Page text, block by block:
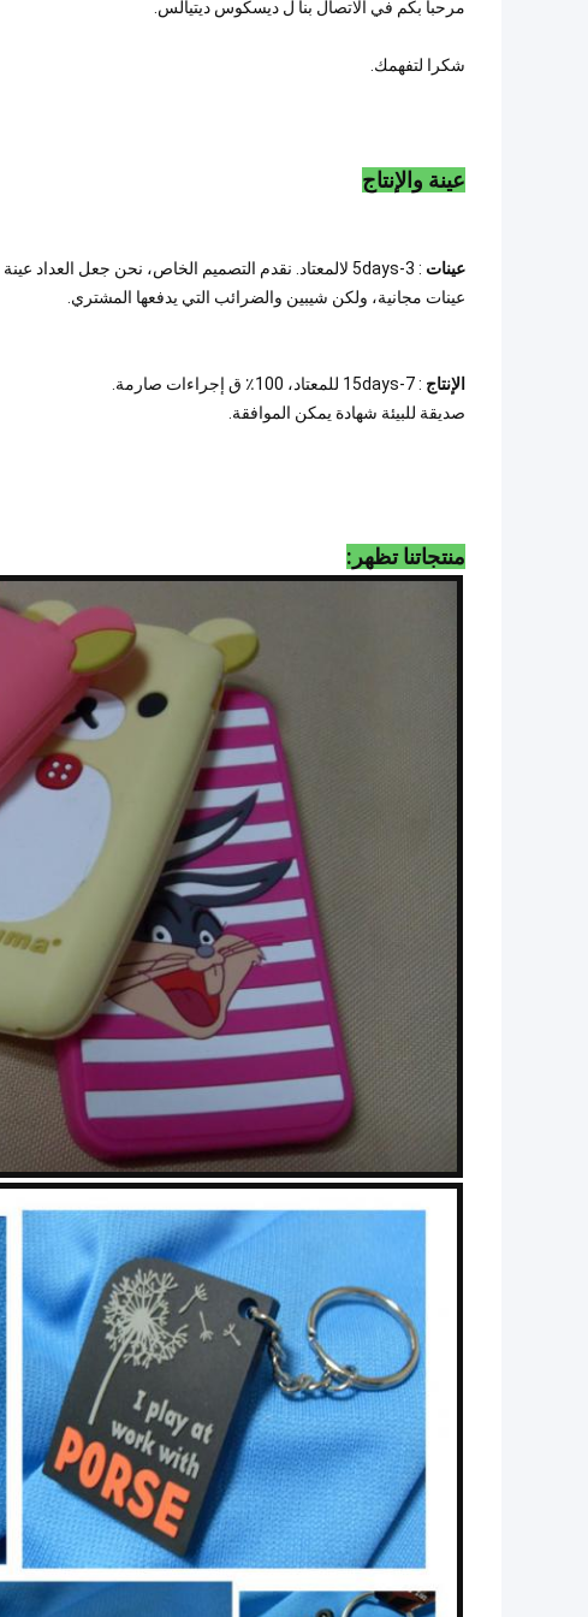
مرحبا بكم في الاتصال بنا ل ديسكوس ديتيالس.
شكرا لتفهمك.
عينة والإنتاج
عينات : 3-5days لالمعتاد. نقدم التصميم الخاص، نحن جعل العداد عينة
عينات مجانية، ولكن شيبين والضرائب التي يدفعها المشتري.
الإنتاج : 7-15days للمعتاد، 100٪ ق إجراءات صارمة.
صديقة للبيئة شهادة يمكن الموافقة.
منتجاتنا تظهر: